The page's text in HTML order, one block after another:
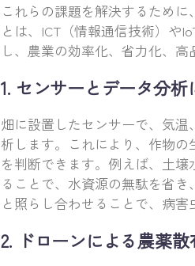
これらの課題を解決するため
とは、ICT（情報通信技術）や
し、農業の効率化、省力化、
1. センサーとデータ分
畑に設置したセンサーで、気
析します。これにより、作物
を判断できます。例えば、土
ることで、水資源の無駄を省
と照らし合わせることで、病
2. ドローンによる農薬